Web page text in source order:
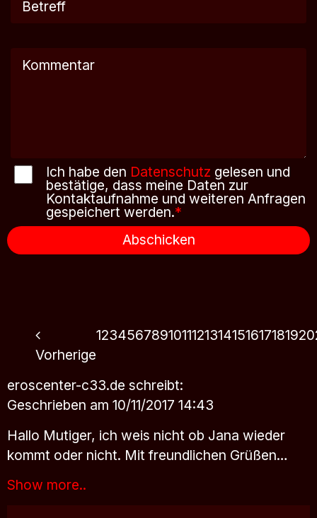
Ich habe den Datenschutz gelesen und
bestätige, dass meine Daten zur
Kontaktaufnahme und weiteren Anfragen
gespeichert werden.*
Abschicken
Vorherige
1234567891011121314151617181920
eroscenter-c33.de schreibt:
Geschrieben am 10/11/2017 14:43
Hallo Mutiger, ich weis nicht ob Jana wieder
kommt oder nicht. Mit freundlichen Grüßen…
Show more..